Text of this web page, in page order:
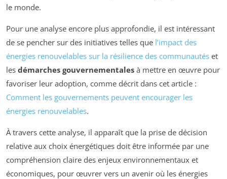
le monde.
Pour une analyse encore plus approfondie, il est intéressant
de se pencher sur des initiatives telles que l’impact des
énergies renouvelables sur la résilience des communautés et
les démarches gouvernementales à mettre en œuvre pour
favoriser leur adoption, comme décrit dans cet article :
Comment les gouvernements peuvent encourager les
énergies renouvelables.
À travers cette analyse, il apparaît que la prise de décision
relative aux choix énergétiques doit être informée par une
compréhension claire des enjeux environnementaux et
économiques, pour œuvrer vers un avenir où les énergies